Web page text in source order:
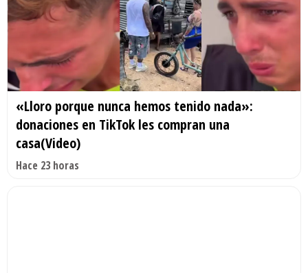
«Lloro porque nunca hemos tenido nada»:
donaciones en TikTok les compran una
casa(Video)
Hace 23 horas